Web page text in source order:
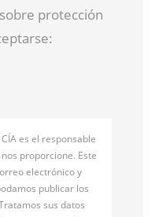
protección
CÍA es el responsable
proporcione. Este
electrónico y
publicar los
sus datos